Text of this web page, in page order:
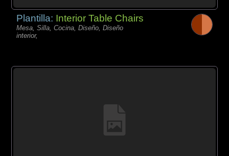
Plantilla: Interior Table Chairs
Mesa, Silla, Cocina, Diseño, Diseño
interior,